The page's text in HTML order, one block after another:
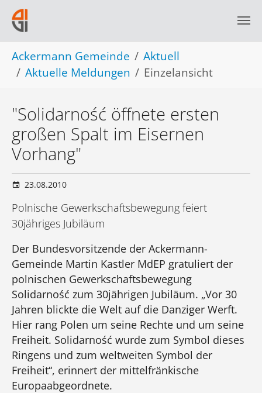
Skip to main navigation
Skip to main content
Skip to page footer
You are here:
Ackermann Gemeinde
Aktuell
Aktuelle Meldungen
Einzelansicht
"Solidarność öffnete ersten
großen Spalt im Eisernen
Vorhang"
23.08.2010
Polnische Gewerkschaftsbewegung feiert
30jähriges Jubiläum
Der Bundesvorsitzende der Ackermann-
Gemeinde Martin Kastler MdEP gratuliert der
polnischen Gewerkschaftsbewegung
Solidarność zum 30jährigen Jubiläum. „Vor 30
Jahren blickte die Welt auf die Danziger Werft.
Hier rang Polen um seine Rechte und um seine
Freiheit. Solidarność wurde zum Symbol dieses
Ringens und zum weltweiten Symbol der
Freiheit“, erinnert der mittelfränkische
Europaabgeordnete.